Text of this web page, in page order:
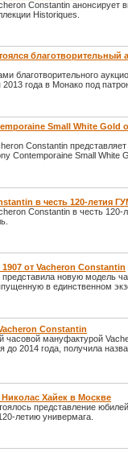
Constantin анонсирует
Historiques.
благотворительный
благотворительного
года в Монако под
Small White Gold
Constantin представляет
Contemporaine Small White
в честь 120-летия
Constantin в честь 120-
от Vacheron Constantin
новую модель
в единственном
Constantin
часовой мануфактурой
до 2014 года, получила
Хайек в Москве
представление
летию универмага.